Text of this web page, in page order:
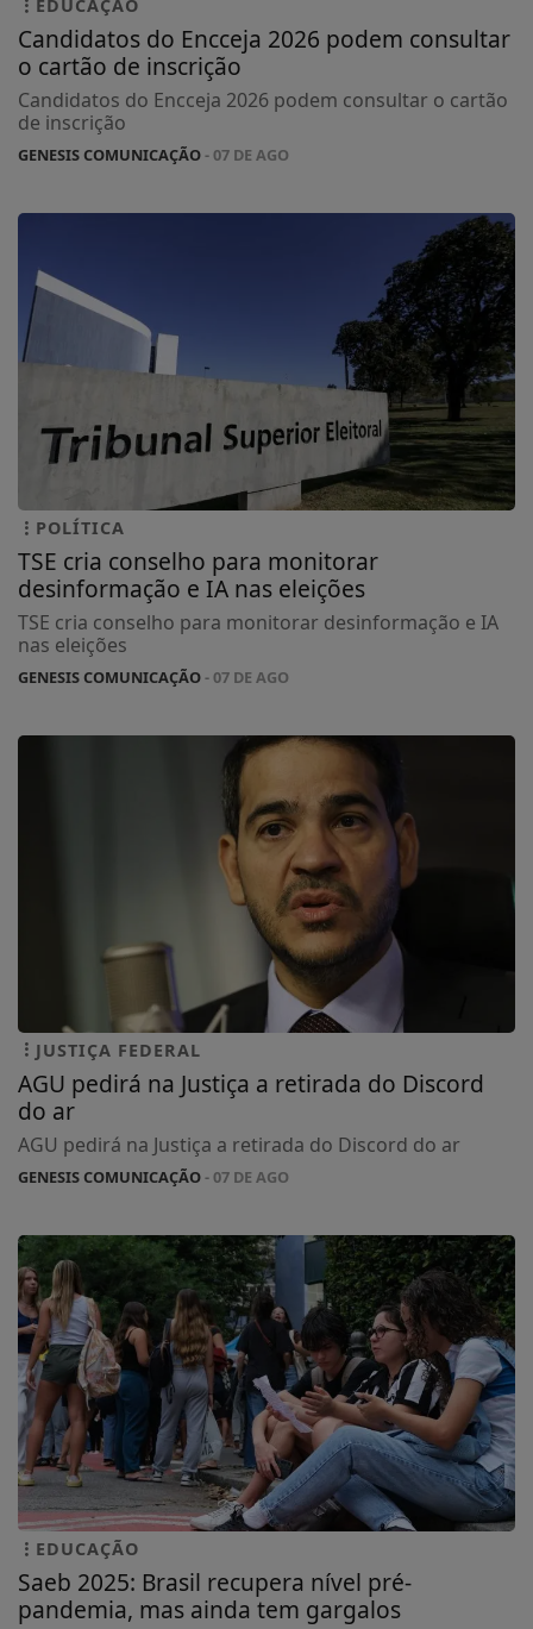
EDUCAÇÃO
Candidatos do Encceja 2026 podem consultar
o cartão de inscrição
Candidatos do Encceja 2026 podem consultar o cartão
de inscrição
GENESIS COMUNICAÇÃO- 07 DE AGO
POLÍTICA
TSE cria conselho para monitorar
desinformação e IA nas eleições
TSE cria conselho para monitorar desinformação e IA
nas eleições
GENESIS COMUNICAÇÃO- 07 DE AGO
JUSTIÇA FEDERAL
AGU pedirá na Justiça a retirada do Discord
do ar
AGU pedirá na Justiça a retirada do Discord do ar
GENESIS COMUNICAÇÃO- 07 DE AGO
EDUCAÇÃO
Saeb 2025: Brasil recupera nível pré-
pandemia, mas ainda tem gargalos